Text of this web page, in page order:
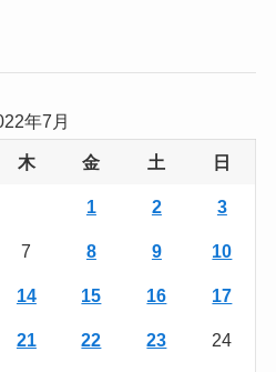
年7月
木 金 土 日
1 2 3
7 8 9 10
14 15 16 17
21 22 23 24